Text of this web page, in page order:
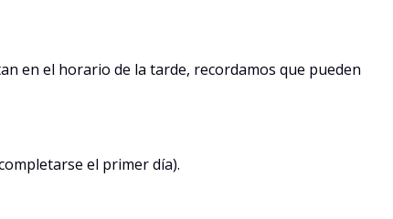
en el horario de la tarde, recordamos que pueden
el primer día).